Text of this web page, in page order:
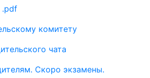
.pdf
комитету
чата
Скоро экзамены.